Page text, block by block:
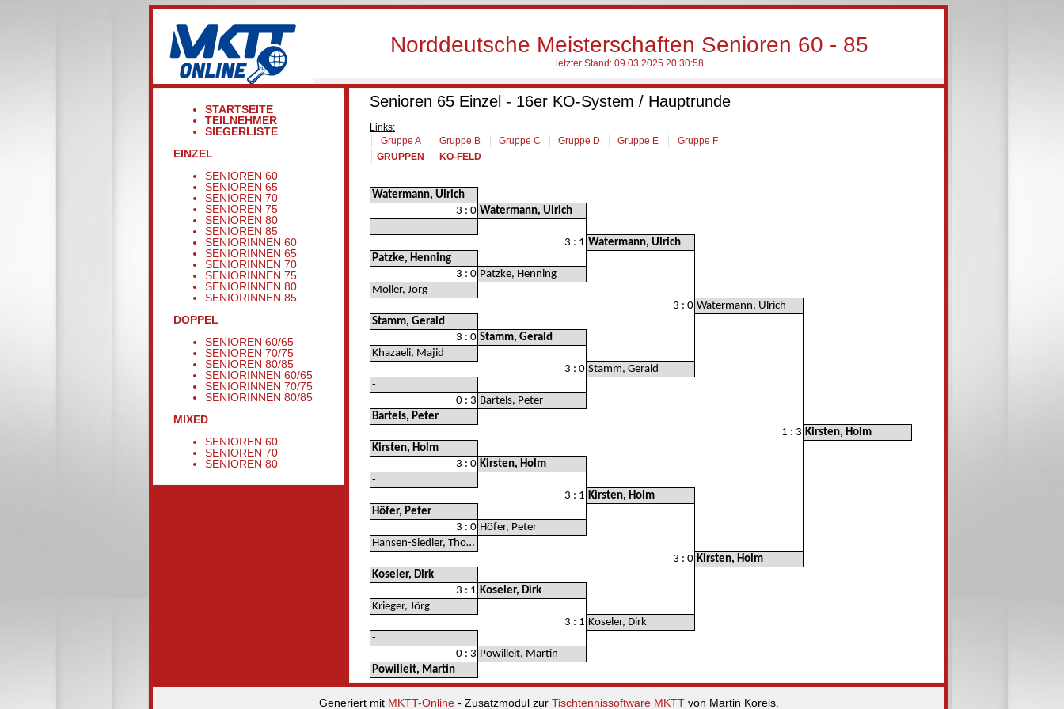
Norddeutsche Meisterschaften Senioren 60 - 85
letzter Stand: 09.03.2025 20:30:58
STARTSEITE
TEILNEHMER
SIEGERLISTE
EINZEL
SENIOREN 60
SENIOREN 65
SENIOREN 70
SENIOREN 75
SENIOREN 80
SENIOREN 85
SENIORINNEN 60
SENIORINNEN 65
SENIORINNEN 70
SENIORINNEN 75
SENIORINNEN 80
SENIORINNEN 85
DOPPEL
SENIOREN 60/65
SENIOREN 70/75
SENIOREN 80/85
SENIORINNEN 60/65
SENIORINNEN 70/75
SENIORINNEN 80/85
MIXED
SENIOREN 60
SENIOREN 70
SENIOREN 80
Senioren 65 Einzel - 16er KO-System / Hauptrunde
Links:
Gruppe A
Gruppe B Gruppe C Gruppe D Gruppe E
Gruppe F
GRUPPEN
KO-FELD
Watermann, Ulrich
3 : 0 Watermann, Ulrich
-
3 : 1 Watermann, Ulrich
Patzke, Henning
3 : 0 Patzke, Henning
Möller, Jörg
3 : 0 Watermann, Ulrich
Stamm, Gerald
3 : 0 Stamm, Gerald
Khazaeli, Majid
3 : 0 Stamm, Gerald
-
0 : 3 Bartels, Peter
Bartels, Peter
1 : 3 Kirsten, Holm
Kirsten, Holm
3 : 0 Kirsten, Holm
-
3 : 1 Kirsten, Holm
Höfer, Peter
3 : 0 Höfer, Peter
Hansen-Siedler, Thomas
3 : 0 Kirsten, Holm
Koseler, Dirk
3 : 1 Koseler, Dirk
Krieger, Jörg
3 : 1 Koseler, Dirk
-
0 : 3 Powilleit, Martin
Powilleit, Martin
Generiert mit MKTT-Online- Zusatzmodul zur Tischtennissoftware MKTTvon Martin Koreis.